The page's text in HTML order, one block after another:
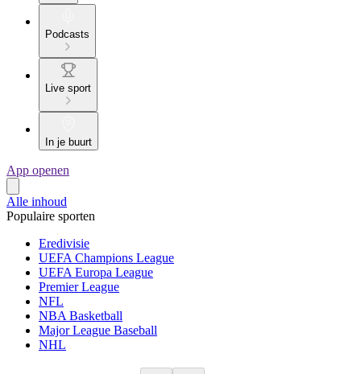
Podcasts
Live sport
In je buurt
App openen
Alle inhoud
Populaire sporten
Eredivisie
UEFA Champions League
UEFA Europa League
Premier League
NFL
NBA Basketball
Major League Baseball
NHL